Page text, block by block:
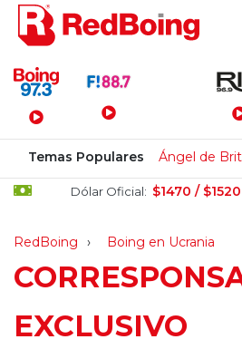
Menú Principal
Temas Populares Ángel de
Dólar Oficial: $1470 / $1520
RedBoing Boing en Ucrania
EXCLUSIVO